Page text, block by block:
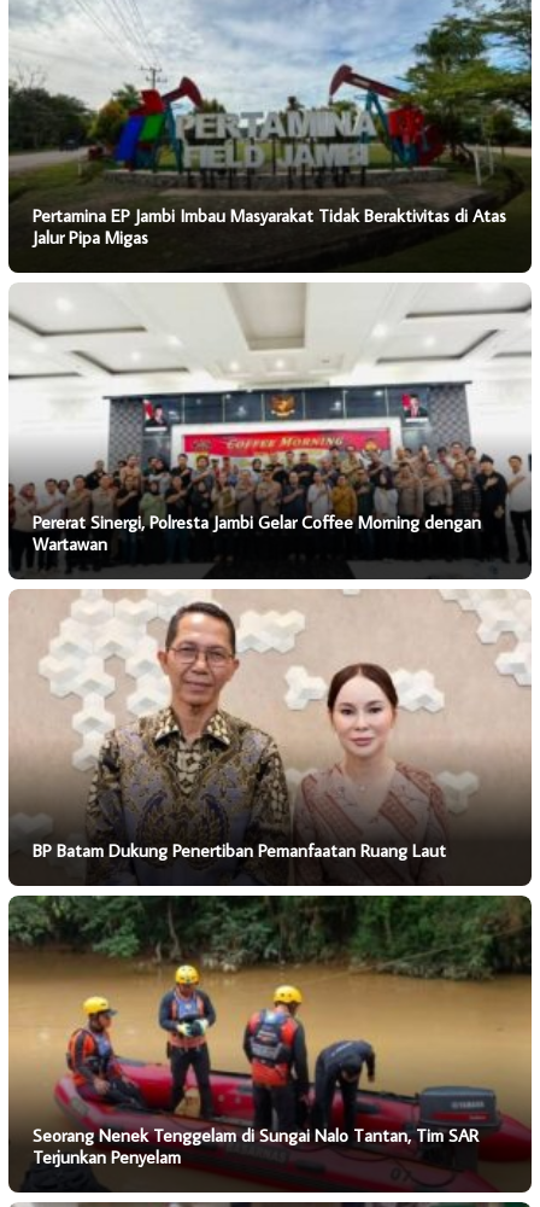
Pertamina EP Jambi Imbau Masyarakat Tidak Beraktivitas di Atas
Jalur Pipa Migas
Pererat Sinergi, Polresta Jambi Gelar Coffee Morning dengan
Wartawan
BP Batam Dukung Penertiban Pemanfaatan Ruang Laut
Seorang Nenek Tenggelam di Sungai Nalo Tantan, Tim SAR
Terjunkan Penyelam